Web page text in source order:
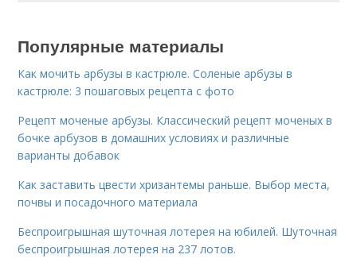
Популярные материалы
Как мочить арбузы в кастрюле. Соленые арбузы в
кастрюле: 3 пошаговых рецепта с фото
Рецепт моченые арбузы. Классический рецепт моченых в
бочке арбузов в домашних условиях и различные
варианты добавок
Как заставить цвести хризантемы раньше. Выбор места,
почвы и посадочного материала
Беспроигрышная шуточная лотерея на юбилей. Шуточная
беспроигрышная лотерея на 237 лотов.